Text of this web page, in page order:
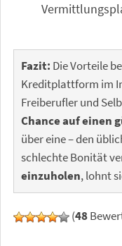
Fazit: Die Vorteile
Kreditplattform im
Freiberufler und
Chance auf einen
über eine – den
schlechte Bonität
einzuholen, lohnt
(48